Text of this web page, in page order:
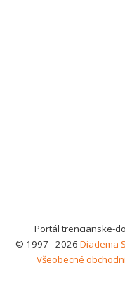
Portál trencianske-
© 1997 - 2026 Diadema
Všeobecné